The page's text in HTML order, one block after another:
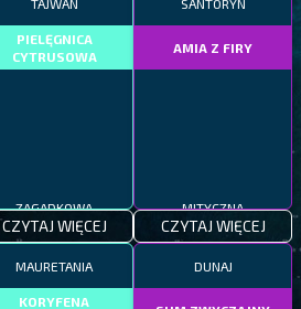
TAJWAN
PIELĘGNICA
CYTRUSOWA
ZAGADKOWA
CZYTAJ WIĘCEJ
SANTORYN
AMIA Z FIRY
MITYCZNA
CZYTAJ WIĘCEJ
MAURETANIA
KORYFENA
DUNAJ